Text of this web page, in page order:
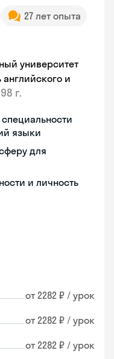
27 лет опыта
университет
английского и
г.
языки
для
и личность
от 2282 ₽ / урок
от 2282 ₽ / урок
от 2282 ₽ / урок